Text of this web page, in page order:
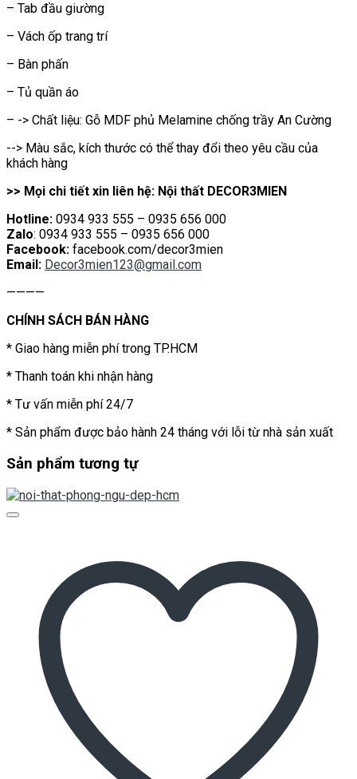
– Tab đầu giường
– Vách ốp trang trí
– Bàn phấn
– Tủ quần áo
– -> Chất liệu: Gỗ MDF phủ Melamine chống trầy An Cường
--> Màu sắc, kích thước có thể thay đổi theo yêu cầu của
khách hàng
>> Mọi chi tiết xin liên hệ: Nội thất DECOR3MIEN
Hotline: 0934 933 555 – 0935 656 000
Zalo: 0934 933 555 – 0935 656 000
Facebook: facebook.com/decor3mien
Email: Decor3mien123@gmail.com
————
CHÍNH SÁCH BÁN HÀNG
* Giao hàng miễn phí trong TP.HCM
* Thanh toán khi nhận hàng
* Tư vấn miễn phí 24/7
* Sản phẩm được bảo hành 24 tháng với lỗi từ nhà sản xuất
Sản phẩm tương tự